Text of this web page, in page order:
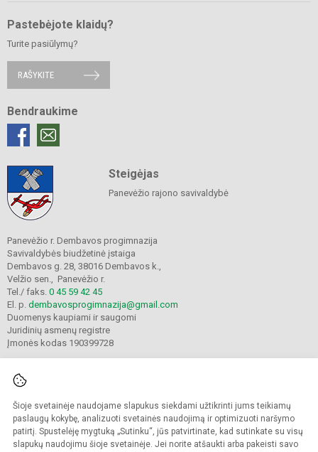
Šioje svetainėje naudojame slapukus siekdami užtikrinti jums teikiamų
paslaugų kokybę, analizuoti svetainės naudojimą ir optimizuoti naršymo
patirtį. Spustelėję mygtuką „Sutinku“, jūs patvirtinate, kad sutinkate su visų
slapukų naudojimu šioje svetainėje. Jei norite atšaukti arba pakeisti savo
Pastebėjote klaidų?
Turite pasiūlymų?
RAŠYKITE
Bendraukime
Steigėjas
Panevėžio rajono savivaldybė
Panevėžio r. Dembavos progimnazija
Savivaldybės biudžetinė įstaiga
Dembavos g. 28, 38016 Dembavos k.,
Velžio sen., Panevėžio r.
Tel./ faks. 0 45 59 42 45
El. p. dembavosprogimnazija@gmail.com
Duomenys kaupiami ir saugomi
Juridinių asmenų registre
Įmonės kodas 190399728
© 2021. Panevėžio r. Dembavos progimnazija. Visos teisės saugomos.
Kopijuoti turinį be raštiško progimnazijos sutikimo griežtai draudžiama.
Prieinamumo paraiška Slapukų valdymas